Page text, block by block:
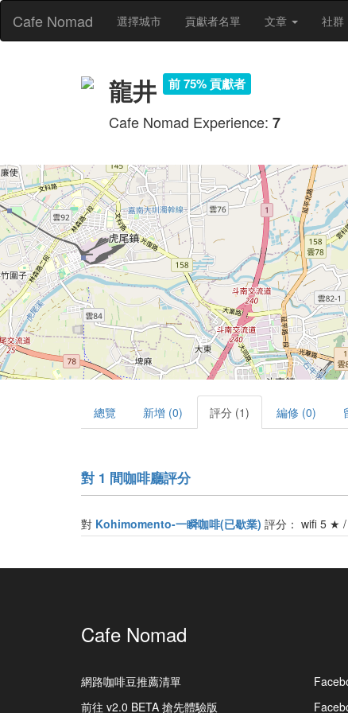
Cafe Nomad 選擇城市 貢獻者名單 文章 社群
龍井 前 75% 貢獻者
Cafe Nomad Experience: 7
總覽 新增 (0) 評分 (1) 編修 (0)
對 1 間咖啡廳評分
對 Kohimomento-一瞬咖啡(已歇業) 評分： wifi 5 ★
Cafe Nomad
網路咖啡豆推薦清單
前往 v2.0 BETA 搶先體驗版